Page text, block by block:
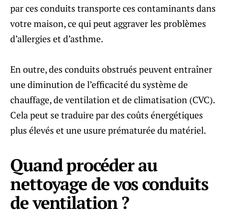
par ces conduits transporte ces contaminants dans
votre maison, ce qui peut aggraver les problèmes
d’allergies et d’asthme.
En outre, des conduits obstrués peuvent entraîner
une diminution de l’efficacité du système de
chauffage, de ventilation et de climatisation (CVC).
Cela peut se traduire par des coûts énergétiques
plus élevés et une usure prématurée du matériel.
Quand procéder au
nettoyage de vos conduits
de ventilation ?